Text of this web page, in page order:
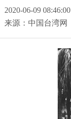
2020-06-09 08:46:00
来源：中国台湾网